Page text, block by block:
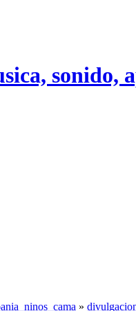
sonido,
»